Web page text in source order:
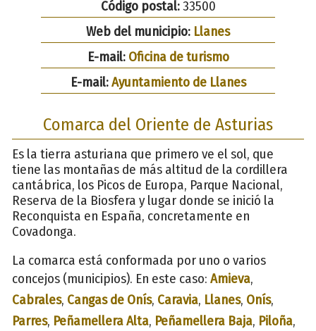
Código postal:33500
Web del municipio: Llanes
E-mail: Oficina de turismo
E-mail:Ayuntamiento de Llanes
Comarca del Oriente de Asturias
Es la tierra asturiana que primero ve el sol, que
tiene las montañas de más altitud de la cordillera
cantábrica, los Picos de Europa, Parque Nacional,
Reserva de la Biosfera y lugar donde se inició la
Reconquista en España, concretamente en
Covadonga.
La comarca está conformada por uno o varios
concejos (municipios). En este caso: Amieva,
Cabrales, Cangas de Onís, Caravia, Llanes, Onís,
Parres, Peñamellera Alta, Peñamellera Baja, Piloña,